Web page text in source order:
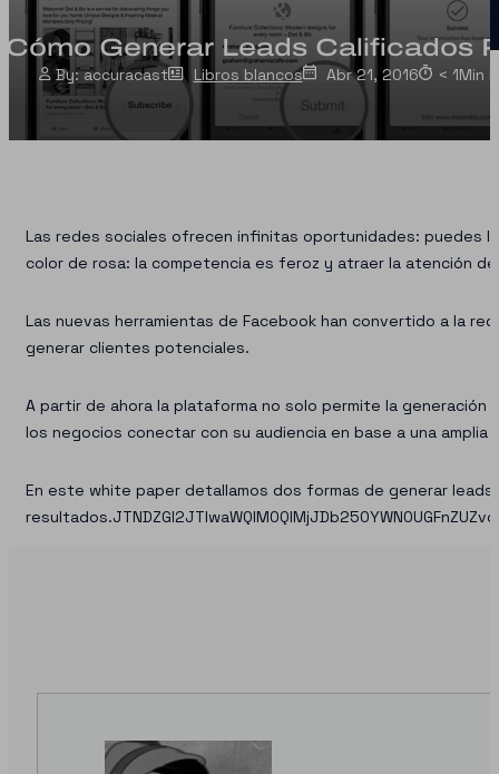
Generar Leads Calificados
accuracast Libros blancos Min
< 1
Abr 21, 2016
Las redes sociales ofrecen infinitas oportunidades: puedes
color de rosa: la competencia es feroz y atraer la atención
Las nuevas herramientas de Facebook han convertido a la
generar clientes potenciales.
A partir de ahora la plataforma no solo permite la generación
los negocios conectar con su audiencia en base a una
En este white paper detallamos dos formas de generar